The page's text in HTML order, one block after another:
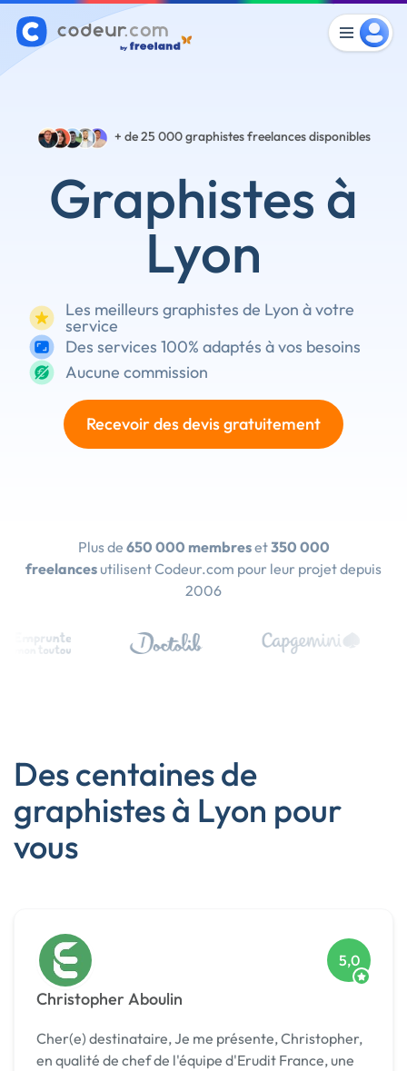
+ de 25 000graphistes freelances disponibles
Graphistes à
Lyon
Les meilleurs graphistes de Lyon à votre
service
Des services 100% adaptés à vos besoins
Aucune commission
Recevoir des devis gratuitement
Plus de 650 000 membreset350 000
freelances utilisent Codeur.com pour leur projet depuis
2006
Des centaines de
graphistes à Lyon pour
vous
Christopher Aboulin
5,0
Cher(e) destinataire, Je me présente, Christopher,
en qualité de chef de l'équipe d'Erudit France, une